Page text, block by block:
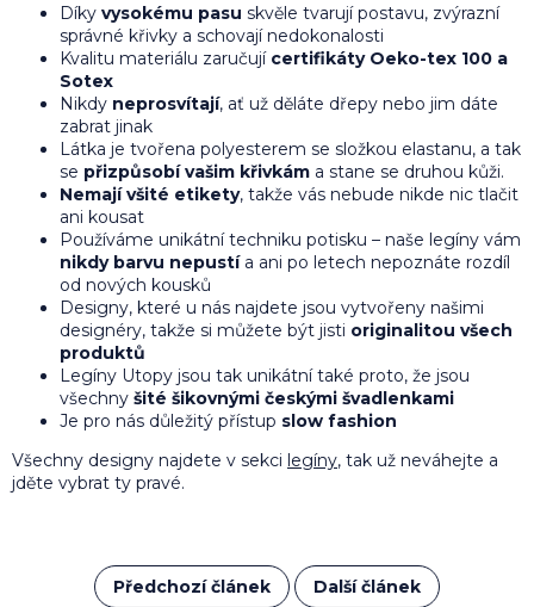
Díky vysokému pasu skvěle tvarují postavu, zvýrazní
správné křivky a schovají nedokonalosti
Kvalitu materiálu zaručují certifikáty Oeko-tex 100 a
Sotex
Nikdy neprosvítají, ať už děláte dřepy nebo jim dáte
zabrat jinak
Látka je tvořena polyesterem se složkou elastanu, a tak
se přizpůsobí vašim křivkám a stane se druhou kůži.
Nemají všité etikety, takže vás nebude nikde nic tlačit
ani kousat
Používáme unikátní techniku potisku – naše legíny vám
nikdy barvu nepustía ani po letech nepoznáte rozdíl
od nových kousků
Designy, které u nás najdete jsou vytvořeny našimi
designéry, takže si můžete být jisti originalitou všech
produktů
Legíny Utopy jsou tak unikátní také proto, že jsou
všechny šité šikovnými českými švadlenkami
Je pro nás důležitý přístup slow fashion
Všechny designy najdete v sekci legíny, tak už neváhejte a
jděte vybrat ty pravé.
Předchozí článek Další článek